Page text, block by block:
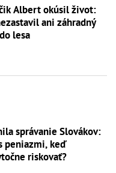
Albert okúsil život:
ani záhradný
lesa
správanie Slovákov:
peniazmi, keď
riskovať?